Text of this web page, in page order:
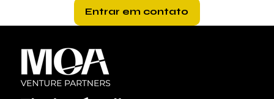
Entrar em contato